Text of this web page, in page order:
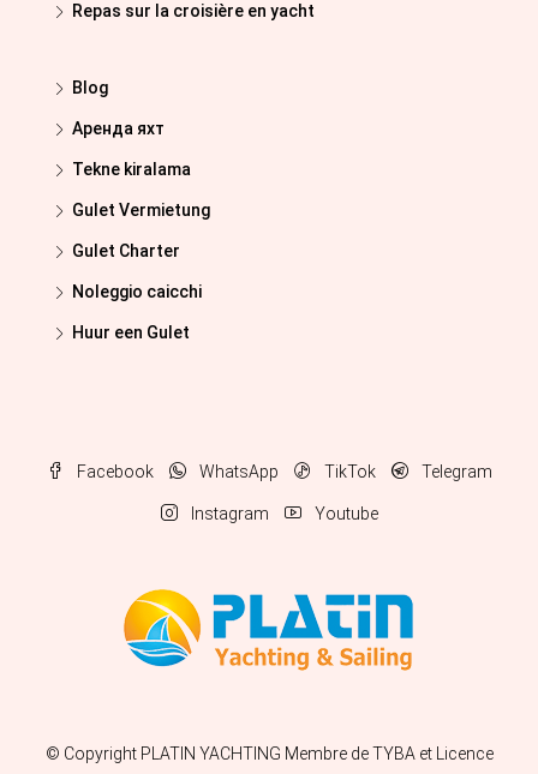
Repas sur la croisière en yacht
Blog
Аренда яхт
Tekne kiralama
Gulet Vermietung
Gulet Charter
Noleggio caicchi
Huur een Gulet
Facebook WhatsApp TikTok Telegram
Instagram Youtube
© Copyright PLATIN YACHTING Membre de TYBA et Licence